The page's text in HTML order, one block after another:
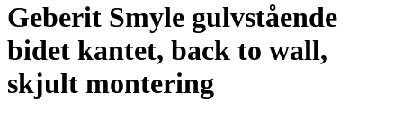
Geberit Smyle gulvstående
bidet kantet, back to wall,
skjult montering